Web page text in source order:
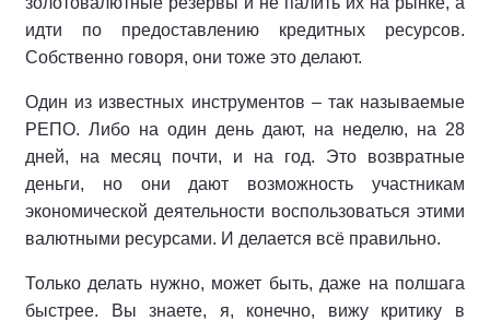
идти по предоставлению кредитных ресурсов.
Собственно говоря, они тоже это делают.
Один из известных инструментов – так называемые
РЕПО. Либо на один день дают, на неделю, на 28
дней, на месяц почти, и на год. Это возвратные
деньги, но они дают возможность участникам
экономической деятельности воспользоваться этими
валютными ресурсами. И делается всё правильно.
Только делать нужно, может быть, даже на полшага
быстрее. Вы знаете, я, конечно, вижу критику в